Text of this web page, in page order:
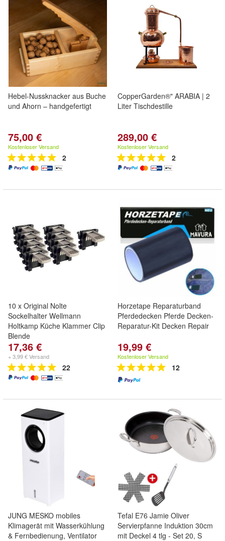
Hebel-Nussknacker aus Buche
und Ahorn – handgefertigt
75,00 €
Kostenloser Versand
2
CopperGarden®" ARABIA | 2
Liter Tischdestille
289,00 €
Kostenloser Versand
2
10 x Original Nolte
Sockelhalter Wellmann
Holtkamp Küche Klammer Clip
Blende
17,36 €
+ 3,99 € Versand
22
Horzetape Reparaturband
Pferdedecken Pferde Decken-
Reparatur-Kit Decken Repair
19,99 €
Kostenloser Versand
12
JUNG MESKO mobiles
Klimagerät mit Wasserkühlung
& Fernbedienung, Ventilator
Tefal E76 Jamie Oliver
Servierpfanne Induktion 30cm
mit Deckel 4 tlg - Set 20, S